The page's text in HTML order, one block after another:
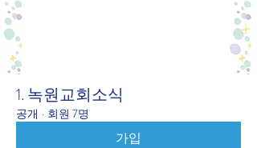
1. 녹원교회소식
공개 · 회원 7명
가입